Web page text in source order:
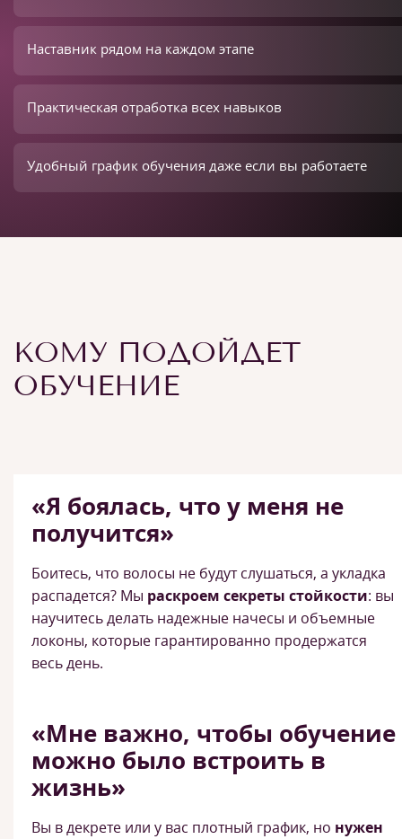
Наставник рядом на каждом этапе
Практическая отработка всех навыков
Удобный график обучения даже если вы работаете
КОМУ ПОДОЙДЕТ
ОБУЧЕНИЕ
«Я боялась, что у меня не
получится»
Боитесь, что волосы не будут слушаться, а укладка
распадется? Мы раскроем секреты стойкости: вы
научитесь делать надежные начесы и объемные
локоны, которые гарантированно продержатся
весь день.
«Мне важно, чтобы обучение
можно было встроить в
жизнь»
Вы в декрете или у вас плотный график, но нужен